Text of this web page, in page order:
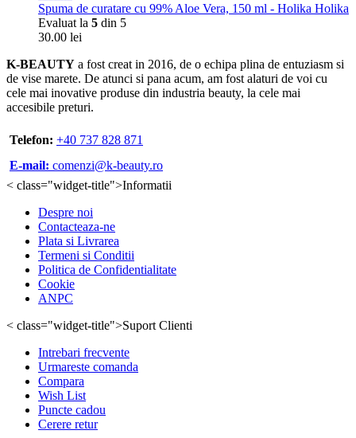
Spuma de curatare cu 99% Aloe Vera, 150 ml - Holika Holika
Evaluat la 5 din 5
30.00 lei
K-BEAUTY a fost creat in 2016, de o echipa plina de entuziasm si
de vise marete. De atunci si pana acum, am fost alaturi de voi cu
cele mai inovative produse din industria beauty, la cele mai
accesibile preturi.
Telefon: +40 737 828 871
E-mail: comenzi@k-beauty.ro
< class="widget-title">Informatii
Despre noi
Contacteaza-ne
Plata si Livrarea
Termeni si Conditii
Politica de Confidentialitate
Cookie
ANPC
< class="widget-title">Suport Clienti
Intrebari frecvente
Urmareste comanda
Compara
Wish List
Puncte cadou
Cerere retur